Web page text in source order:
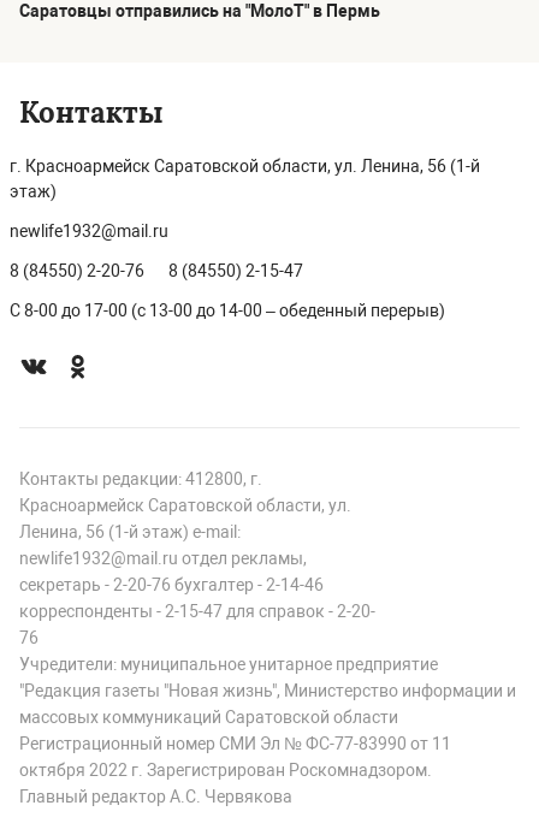
Саратовцы отправились на "МолоТ" в Пермь
Контакты
г. Красноармейск Саратовской области, ул. Ленина, 56 (1-й
этаж)
newlife1932@mail.ru
8 (84550) 2-20-76 8 (84550) 2-15-47
С 8-00 до 17-00 (с 13-00 до 14-00 – обеденный перерыв)
Контакты редакции: 412800, г.
Красноармейск Саратовской области, ул.
Ленина, 56 (1-й этаж) e-mail:
newlife1932@mail.ru отдел рекламы,
секретарь - 2-20-76 бухгалтер - 2-14-46
корреспонденты - 2-15-47 для справок - 2-20-
76
Учредители: муниципальное унитарное предприятие
"Редакция газеты "Новая жизнь", Министерство информации и
массовых коммуникаций Саратовской области
Регистрационный номер СМИ Эл № ФС-77-83990 от 11
октября 2022 г. Зарегистрирован Роскомнадзором.
Главный редактор А.С. Червякова